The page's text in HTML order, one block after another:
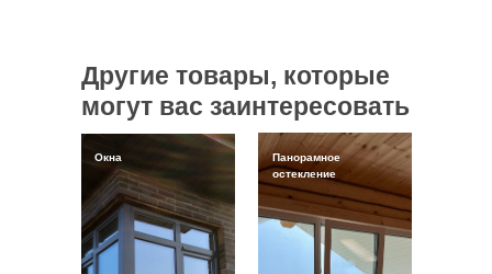
Другие товары, которые
могут вас заинтересовать
Окна
Панорамное
остекление